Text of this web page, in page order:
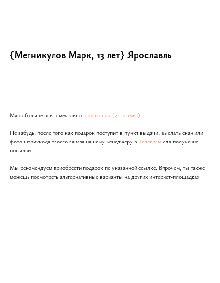
{Мегникулов Марк, 13 лет} Ярославль
Марк больше всего мечтает о кроссовках (41 размер)
Не забудь, после того как подарок поступит в пункт выдачи, выслать скан или
фото штрихкода твоего заказа нашему менеджеру в Телеграм для получения
посылки
Мы рекомендуем приобрести подарок по указанной ссылке. Впрочем, ты также
можешь посмотреть альтернативные варианты на других интернет-площадках